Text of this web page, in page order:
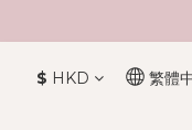
$ HKD 繁體